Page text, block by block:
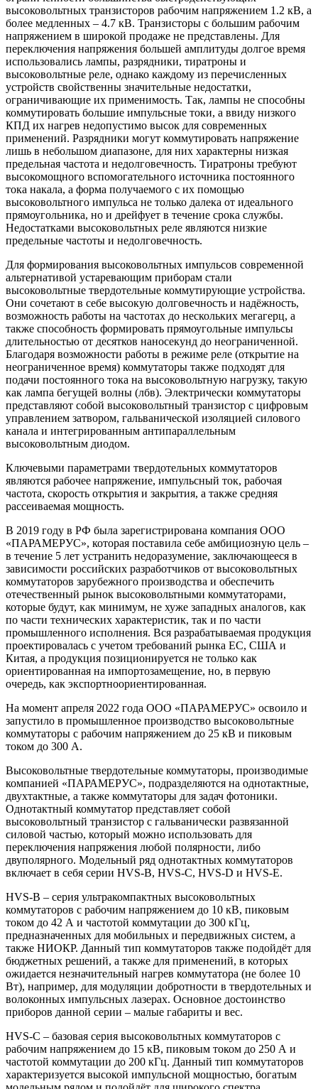
высоковольтных транзисторов рабочим напряжением 1.2 кВ, а
более медленных – 4.7 кВ. Транзисторы с большим рабочим
напряжением в широкой продаже не представлены. Для
переключения напряжения большей амплитуды долгое время
использовались лампы, разрядники, тиратроны и
высоковольтные реле, однако каждому из перечисленных
устройств свойственны значительные недостатки,
ограничивающие их применимость. Так, лампы не способны
коммутировать большие импульсные токи, а ввиду низкого
КПД их нагрев недопустимо высок для современных
применений. Разрядники могут коммутировать напряжение
лишь в небольшом диапазоне, для них характерны низкая
предельная частота и недолговечность. Тиратроны требуют
высокомощного вспомогательного источника постоянного
тока накала, а форма получаемого с их помощью
высоковольтного импульса не только далека от идеального
прямоугольника, но и дрейфует в течение срока службы.
Недостатками высоковольтных реле являются низкие
предельные частоты и недолговечность.
Для формирования высоковольтных импульсов современной
альтернативой устаревающим приборам стали
высоковольтные твердотельные коммутирующие устройства.
Они сочетают в себе высокую долговечность и надёжность,
возможность работы на частотах до нескольких мегагерц, а
также способность формировать прямоугольные импульсы
длительностью от десятков наносекунд до неограниченной.
Благодаря возможности работы в режиме реле (открытие на
неограниченное время) коммутаторы также подходят для
подачи постоянного тока на высоковольтную нагрузку, такую
как лампа бегущей волны (лбв). Электрически коммутаторы
представляют собой высоковольтный транзистор с цифровым
управлением затвором, гальванической изоляцией силового
канала и интегрированным антипараллельным
высоковольтным диодом.
Ключевыми параметрами твердотельных коммутаторов
являются рабочее напряжение, импульсный ток, рабочая
частота, скорость открытия и закрытия, а также средняя
рассеиваемая мощность.
В 2019 году в РФ была зарегистрирована компания ООО
«ПАРАМЕРУС», которая поставила себе амбициозную цель –
в течение 5 лет устранить недоразумение, заключающееся в
зависимости российских разработчиков от высоковольтных
коммутаторов зарубежного производства и обеспечить
отечественный рынок высоковольтными коммутаторами,
которые будут, как минимум, не хуже западных аналогов, как
по части технических характеристик, так и по части
промышленного исполнения. Вся разрабатываемая продукция
проектировалась с учетом требований рынка ЕС, США и
Китая, а продукция позиционируется не только как
ориентированная на импортозамещение, но, в первую
очередь, как экспортноориентированная.
На момент апреля 2022 года ООО «ПАРАМЕРУС» освоило и
запустило в промышленное производство высоковольтные
коммутаторы с рабочим напряжением до 25 кВ и пиковым
током до 300 А.
Высоковольтные твердотельные коммутаторы, производимые
компанией «ПАРАМЕРУС», подразделяются на однотактные,
двухтактные, а также коммутаторы для задач фотоники.
Однотактный коммутатор представляет собой
высоковольтный транзистор с гальванически развязанной
силовой частью, который можно использовать для
переключения напряжения любой полярности, либо
двуполярного. Модельный ряд однотактных коммутаторов
включает в себя серии HVS-B, HVS-C, HVS-D и HVS-E.
HVS-B – серия ультракомпактных высоковольтных
коммутаторов с рабочим напряжением до 10 кВ, пиковым
током до 42 А и частотой коммутации до 300 кГц,
предназначенных для мобильных и передвижных систем, а
также НИОКР. Данный тип коммутаторов также подойдёт для
бюджетных решений, а также для применений, в которых
ожидается незначительный нагрев коммутатора (не более 10
Вт), например, для модуляции добротности в твердотельных и
волоконных импульсных лазерах. Основное достоинство
приборов данной серии – малые габариты и вес.
HVS-C – базовая серия высоковольтных коммутаторов с
рабочим напряжением до 15 кВ, пиковым током до 250 А и
частотой коммутации до 200 кГц. Данный тип коммутаторов
характеризуется высокой импульсной мощностью, богатым